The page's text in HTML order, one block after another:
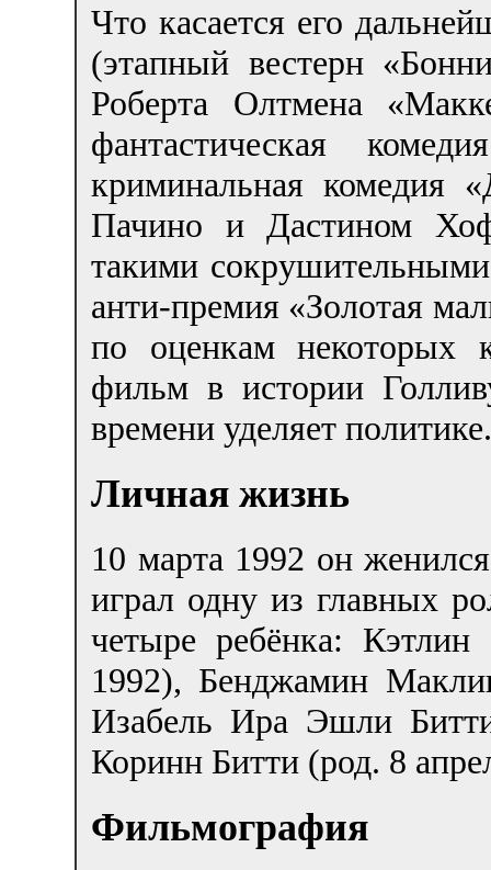
Что касается его
(этапный вестерн
Роберта Олтмена
фантастическая
криминальная комедия
Пачино и Дастином
такими
анти-премия «Золотая
по оценкам
фильм в истории
времени уделяет политике.
Личная жизнь
10 марта 1992 он
играл одну из главных
четыре ребёнка:
1992), Бенджамин
Изабель Ира Эшли
Коринн Битти (род. 8
Фильмография